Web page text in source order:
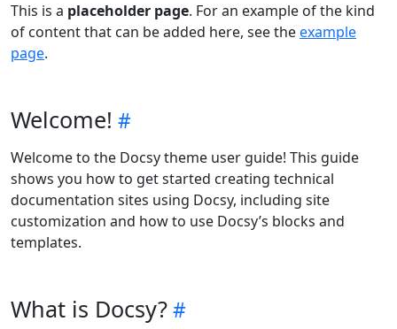
This is a placeholder page. For an example of the kind
of content that can be added here, see theexample
page.
Welcome!
Welcome to the Docsy theme user guide! This guide
shows you how to get started creating technical
documentation sites using Docsy, including site
customization and how to use Docsy’s blocks and
templates.
What is Docsy?